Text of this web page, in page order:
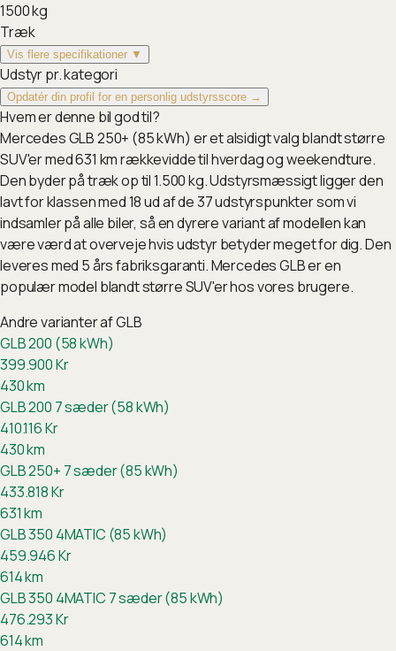
1500kg
Træk
Vis flere specifikationer ▼
Udstyr pr. kategori
Opdatér din profil for en personlig udstyrsscore →
Hvem er denne bil god til?
Mercedes GLB 250+ (85 kWh) er et alsidigt valg blandt større
SUV'er med 631 km rækkevidde til hverdag og weekendture.
Den byder på træk op til 1.500 kg. Udstyrsmæssigt ligger den
lavt for klassen med 18 ud af de 37 udstyrspunkter som vi
indsamler på alle biler, så en dyrere variant af modellen kan
være værd at overveje hvis udstyr betyder meget for dig. Den
leveres med 5 års fabriksgaranti. Mercedes GLB er en
populær model blandt større SUV'er hos vores brugere.
Andre varianter afGLB
GLB 200 (58 kWh)
399.900Kr
430km
GLB 200 7 sæder (58 kWh)
410.116Kr
430km
GLB 250+ 7 sæder (85 kWh)
433.818Kr
631km
GLB 350 4MATIC (85 kWh)
459.946Kr
614km
GLB 350 4MATIC 7 sæder (85 kWh)
476.293Kr
614km